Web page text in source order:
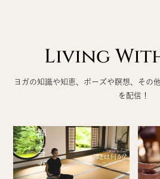
Living
ヨガの知識や知恵、ポーズや瞑想、その
を配信！